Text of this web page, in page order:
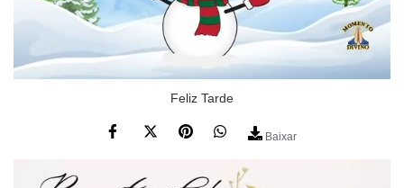
Feliz Tarde
Baixar